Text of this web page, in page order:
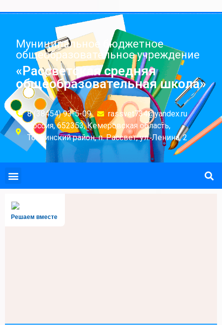
Муниципальное бюджетное
общеобразовательное учреждение
«Рассветская средняя
общеобразовательная школа»
8 (38454) 93-5-09
rassvet734@yandex.ru
Россия, 652353, Кемеровская область,
Топкинский район, п. Рассвет, ул. Ленина, 2
Решаем вместе